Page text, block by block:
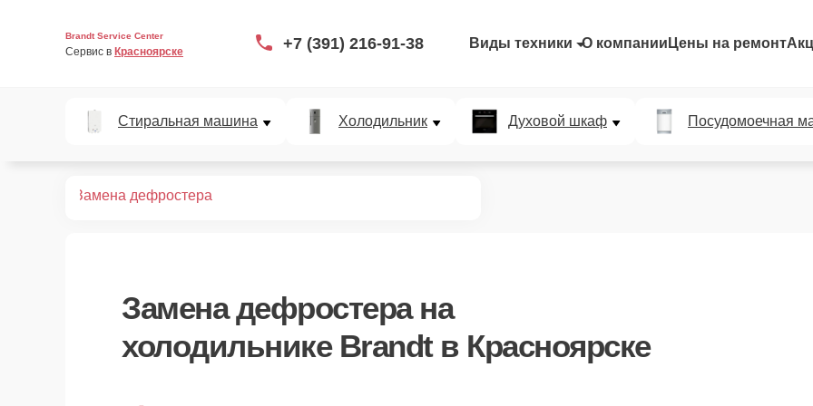
Brandt Service Center
Сервис в Красноярске +7 (391) 216-91-38 Виды техники О компании Цены на ремонт
Стиральная машина Холодильник Духовой шкаф Посудомоечная
Замена дефростера
Замена дефростерана
холодильнике Brandt в Красноярске